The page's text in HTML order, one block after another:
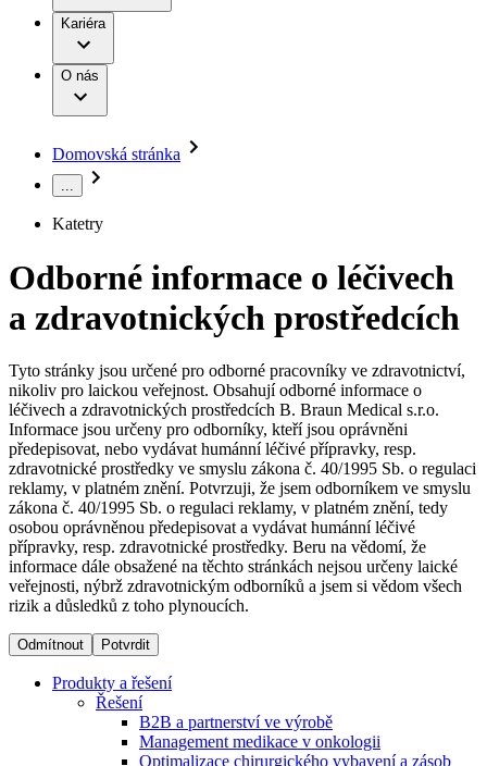
Léčba bolesti
Mimotělní očišťování krve
Páteřní chirurgie
Péče o rány
Péče o stomii
Prevence a kontrola infekcí
Řešení
Terapie
Produktový katalog​
Onemocnění
B. Braun Avitum
Dialyzační střediska​
B. Braun Avitum poskytuje kvalitní dialyzační péči ve všech
svých střediscích v České republice. Více informací se
dozvíte na stránkách jednotlivých středisek.
Práce a kariéra
Naše kultura
Vaše příležitost​
Nabídky pracovních míst
Objevte své kariérní příležitosti ​v B. Braun. Vyhledejte náš trh
práce​ pro zajímavé pozice.​
Odpovědnost
Média
Kontakt
Kontaktní formulář
Registrace k odběru newsletteru
Společnost
Odpovědnost
Média
Kontakt
Kariéra
O nás
Domovská stránka
...
Katetry
Odborné informace o léčivech
a zdravotnických prostředcích
Tyto stránky jsou určené pro odborné pracovníky ve zdravotnictví,
nikoliv pro laickou veřejnost. Obsahují odborné informace o
léčivech a zdravotnických prostředcích B. Braun Medical s.r.o.
Informace jsou určeny pro odborníky, kteří jsou oprávněni
předepisovat, nebo vydávat humánní léčivé přípravky, resp.
zdravotnické prostředky ve smyslu zákona č. 40/1995 Sb. o regulaci
reklamy, v platném znění. Potvrzuji, že jsem odborníkem ve smyslu
zákona č. 40/1995 Sb. o regulaci reklamy, v platném znění, tedy
osobou oprávněnou předepisovat a vydávat humánní léčivé
přípravky, resp. zdravotnické prostředky. Beru na vědomí, že
informace dále obsažené na těchto stránkách nejsou určeny laické
veřejnosti, nýbrž zdravotnickým odborníků a jsem si vědom všech
rizik a důsledků z toho plynoucích.
Odmítnout Potvrdit
Produkty a řešení
Řešení
B2B a partnerství ve výrobě
Management medikace v onkologii
Optimalizace chirurgického vybavení a zásob